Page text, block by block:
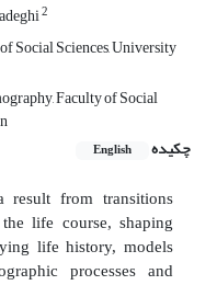
2
Social Sciences, University
Faculty of Social
چکیده
English
result from transitions
life course, shaping
life history, models
processes and